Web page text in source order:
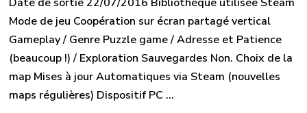
Mode de jeu Coopération sur écran partagé vertical
Gameplay / Genre Puzzle game / Adresse et Patience
(beaucoup !) / Exploration Sauvegardes Non. Choix de la
map Mises à jour Automatiques via Steam (nouvelles
maps régulières) Dispositif PC …